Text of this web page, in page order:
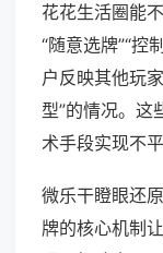
花花生活圈能
“随意选牌”“控
户反映其他玩
型”的情况。这
术手段实现不平
微乐干瞪眼还
牌的核心机制